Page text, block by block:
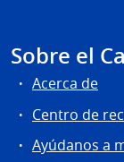
Sobre el
Acerca de
Centro de
Ayúdanos a